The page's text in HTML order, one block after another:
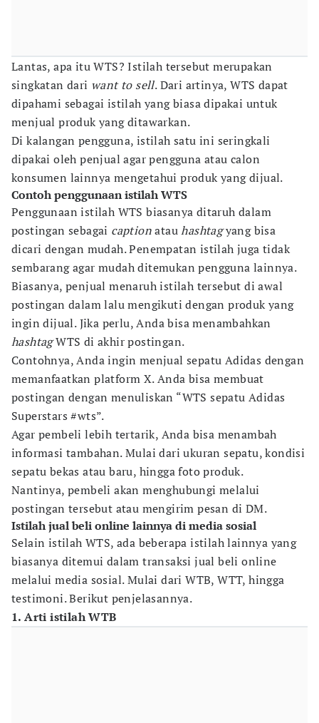
Lantas, apa itu WTS? Istilah tersebut merupakan
singkatan dari want to sell. Dari artinya, WTS dapat
dipahami sebagai istilah yang biasa dipakai untuk
menjual produk yang ditawarkan.
Di kalangan pengguna, istilah satu ini seringkali
dipakai oleh penjual agar pengguna atau calon
konsumen lainnya mengetahui produk yang dijual.
Contoh penggunaan istilah WTS
Penggunaan istilah WTS biasanya ditaruh dalam
postingan sebagai captionatauhashtagyang bisa
dicari dengan mudah. Penempatan istilah juga tidak
sembarang agar mudah ditemukan pengguna lainnya.
Biasanya, penjual menaruh istilah tersebut di awal
postingan dalam lalu mengikuti dengan produk yang
ingin dijual. Jika perlu, Anda bisa menambahkan
hashtagWTS di akhir postingan.
Contohnya, Anda ingin menjual sepatu Adidas dengan
memanfaatkan platform X. Anda bisa membuat
postingan dengan menuliskan “WTS sepatu Adidas
Superstars #wts”.
Agar pembeli lebih tertarik, Anda bisa menambah
informasi tambahan. Mulai dari ukuran sepatu, kondisi
sepatu bekas atau baru, hingga foto produk.
Nantinya, pembeli akan menghubungi melalui
postingan tersebut atau mengirim pesan di DM.
Istilah jual beli online lainnya di media sosial
Selain istilah WTS, ada beberapa istilah lainnya yang
biasanya ditemui dalam transaksi jual beli online
melalui media sosial. Mulai dari WTB, WTT, hingga
testimoni. Berikut penjelasannya.
1. Arti istilah WTB